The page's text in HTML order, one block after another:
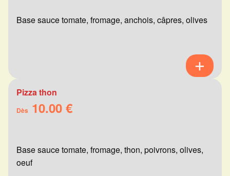
Base sauce tomate, fromage, anchois, câpres, olives
Pizza thon
Dès 10.00 €
Base sauce tomate, fromage, thon, poivrons, olives,
oeuf